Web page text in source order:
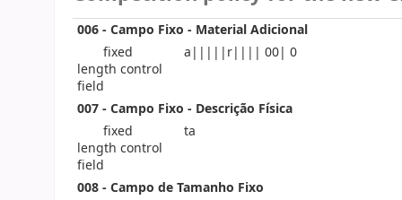
006 - Campo Fixo - Material Adicional
fixed
length control
field
a|||||r|||| 00| 0
007 - Campo Fixo - Descrição Física
fixed
length control
field
ta
008 - Campo de Tamanho Fixo